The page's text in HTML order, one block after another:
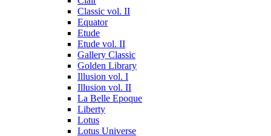
Classic vol. II
Equator
Etude
Etude vol. II
Gallery Classic
Golden Library
Illusion vol. I
Illusion vol. II
La Belle Epoque
Liberty
Lotus
Lotus Universe